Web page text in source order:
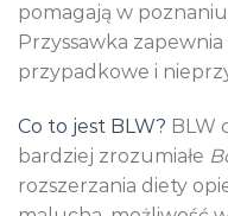
pomagają w
Przyssawka
przypadkowe i
Co to jest BLW? BLW
bardziej zrozumiałe
rozszerzania diety